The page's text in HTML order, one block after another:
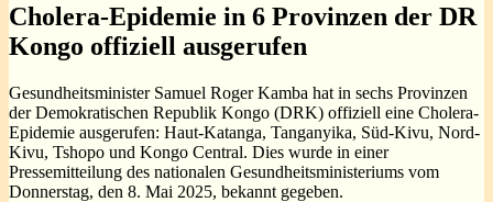
Cholera-Epidemie in 6 Provinzen der DR
Kongo offiziell ausgerufen
Gesundheitsminister Samuel Roger Kamba hat in sechs Provinzen
der Demokratischen Republik Kongo (DRK) offiziell eine Cholera-
Epidemie ausgerufen: Haut-Katanga, Tanganyika, Süd-Kivu, Nord-
Kivu, Tshopo und Kongo Central. Dies wurde in einer
Pressemitteilung des nationalen Gesundheitsministeriums vom
Donnerstag, den 8. Mai 2025, bekannt gegeben.